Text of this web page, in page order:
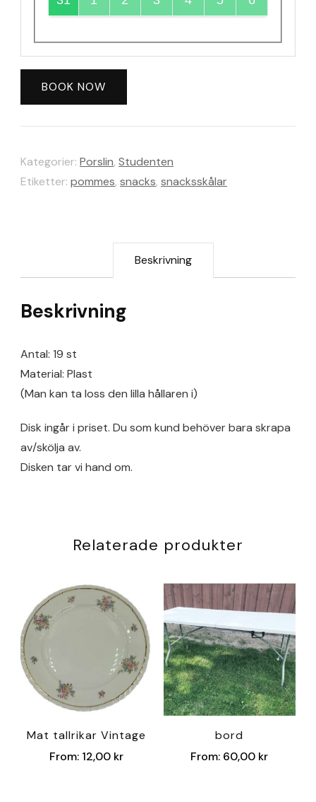
BOOK NOW
Kategorier: Porslin, Studenten
Etiketter: pommes, snacks, snacksskålar
Beskrivning
Beskrivning
Antal: 19 st
Material: Plast
(Man kan ta loss den lilla hållaren i)
Disk ingår i priset. Du som kund behöver bara skrapa
av/skölja av.
Disken tar vi hand om.
Relaterade produkter
Mat tallrikar Vintage
From: 12,00 kr
bord
From: 60,00 kr